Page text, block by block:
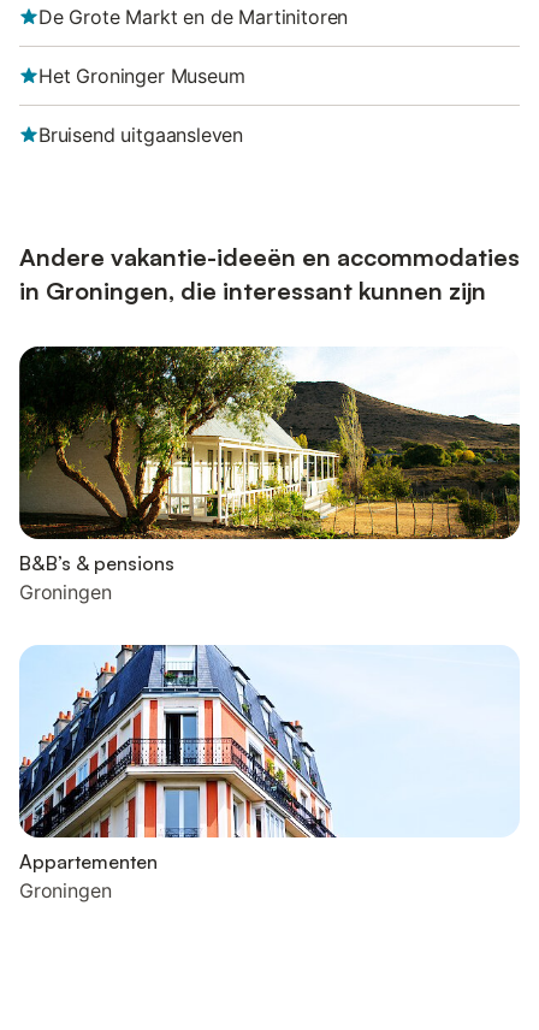
De Grote Markt en de Martinitoren
Het Groninger Museum
Bruisend uitgaansleven
Andere vakantie-ideeën en accommodaties
in Groningen, die interessant kunnen zijn
B&B’s & pensions
Groningen
Appartementen
Groningen